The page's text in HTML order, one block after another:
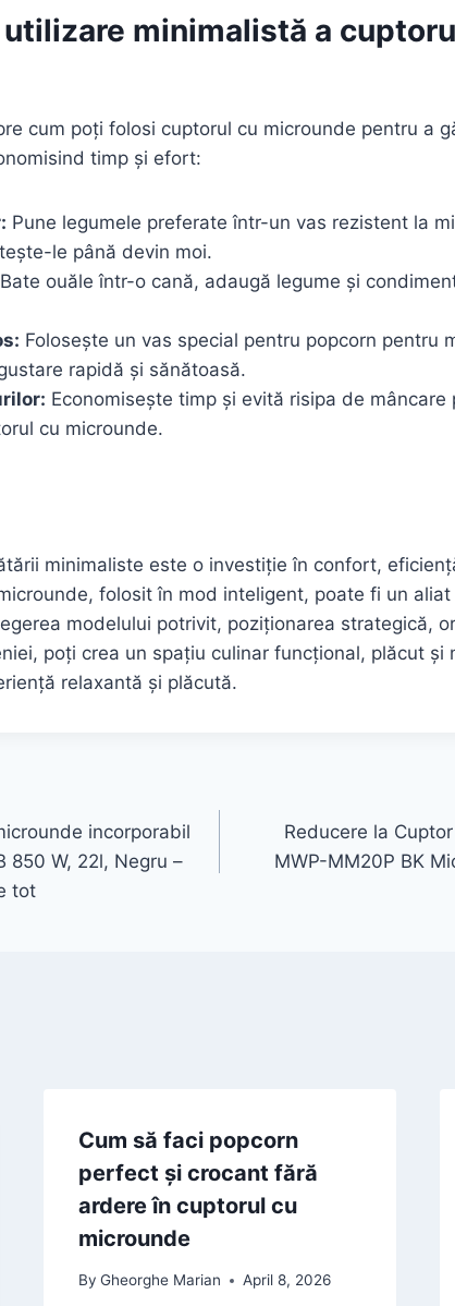
utilizare minimalistă a
cum poți folosi cuptorul cu microunde pentru a
timp și efort:
Pune legumele preferate într-un vas rezistent la
le până devin moi.
Bate ouăle într-o cană, adaugă legume și
Folosește un vas special pentru popcorn pentru
rapidă și sănătoasă.
Economisește timp și evită risipa de mâncare
cu microunde.
minimaliste este o investiție în confort,
folosit în mod inteligent, poate fi un
modelului potrivit, poziționarea strategică,
poți crea un spațiu culinar funcțional, plăcut și
relaxantă și plăcută.
incorporabil
850 W, 22l, Negru –
tot
Reducere la
MWP-MM20P BK
Cum să faci popcorn
perfect și crocant fără
ardere în cuptorul cu
microunde
By Gheorghe Marian April 8, 2026